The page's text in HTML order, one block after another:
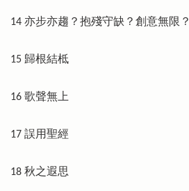
14 亦步亦趨？抱殘守缺？創意無限？
15 歸根結柢
16 歌聲無上
17 誤用聖經
18 秋之遐思